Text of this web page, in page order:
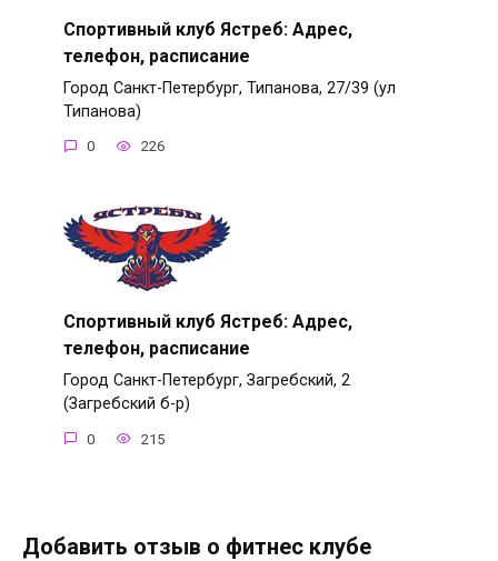
Спортивный клуб Ястреб: Адрес,
телефон, расписание
Город Санкт-Петербург, Типанова, 27/39 (ул
Типанова)
0 226
Спортивный клуб Ястреб: Адрес,
телефон, расписание
Город Санкт-Петербург, Загребский, 2
(Загребский б-р)
0 215
Добавить отзыв о фитнес клубе